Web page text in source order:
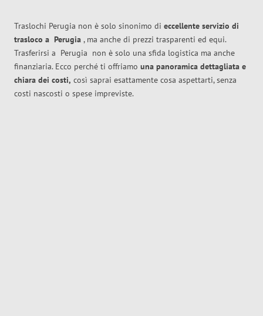
Traslochi Perugia non è solo sinonimo di eccellente servizio di
trasloco a Perugia , ma anche di prezzi trasparenti ed equi.
Trasferirsi a Perugia non è solo una sfida logistica ma anche
finanziaria. Ecco perché ti offriamo una panoramica dettagliata e
chiara dei costi, così saprai esattamente cosa aspettarti, senza
costi nascosti o spese impreviste.